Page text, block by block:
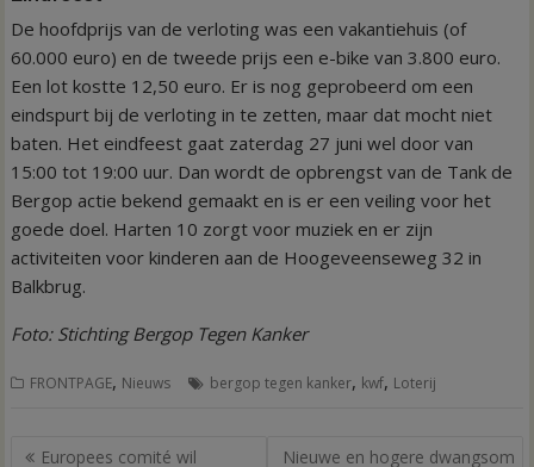
De hoofdprijs van de verloting was een vakantiehuis (of
60.000 euro) en de tweede prijs een e-bike van 3.800 euro.
Een lot kostte 12,50 euro. Er is nog geprobeerd om een
eindspurt bij de verloting in te zetten, maar dat mocht niet
baten. Het eindfeest gaat zaterdag 27 juni wel door van
15:00 tot 19:00 uur. Dan wordt de opbrengst van de Tank de
Bergop actie bekend gemaakt en is er een veiling voor het
goede doel. Harten 10 zorgt voor muziek en er zijn
activiteiten voor kinderen aan de Hoogeveenseweg 32 in
Balkbrug.
Foto: Stichting Bergop Tegen Kanker
FRONTPAGE, Nieuws bergop tegen kanker, kwf, Loterij
Bericht
Europees comité wil
Nieuwe en hogere dwangsom